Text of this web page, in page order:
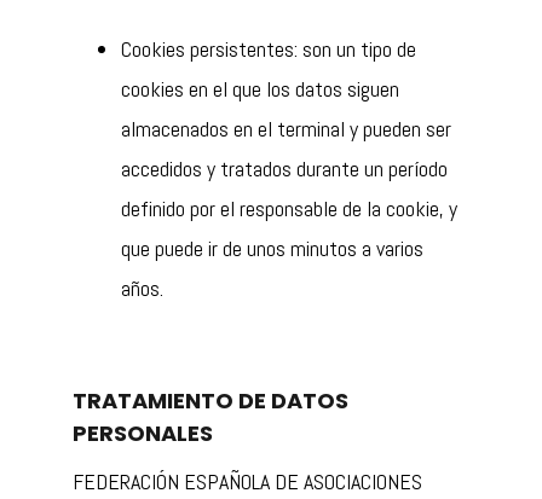
Cookies persistentes: son un tipo de
cookies en el que los datos siguen
almacenados en el terminal y pueden ser
accedidos y tratados durante un período
definido por el responsable de la cookie, y
que puede ir de unos minutos a varios
años.
TRATAMIENTO DE DATOS
PERSONALES
FEDERACIÓN ESPAÑOLA DE ASOCIACIONES